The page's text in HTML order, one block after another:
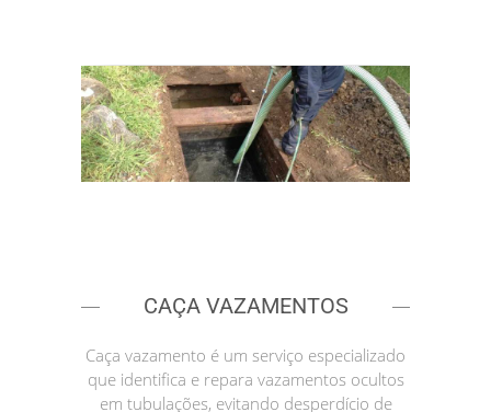
CAÇA VAZAMENTOS
Caça vazamento é um serviço especializado
que identifica e repara vazamentos ocultos
em tubulações, evitando desperdício de